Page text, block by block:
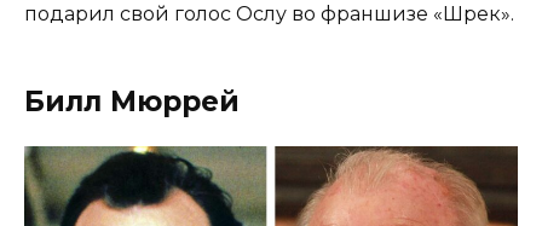
подарил свой голос Ослу во франшизе «Шрек».
Билл Мюррей